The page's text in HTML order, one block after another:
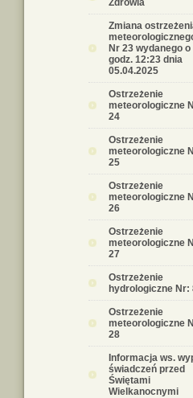
Zdrowia
Zmiana
Nr 23 wydanego o
godz. 12:23 dnia
05.04.2025
Ostrzeżenie
meteorologiczne
24
Ostrzeżenie
meteorologiczne
25
Ostrzeżenie
meteorologiczne
26
Ostrzeżenie
meteorologiczne
27
Ostrzeżenie
hydrologiczne Nr:
Ostrzeżenie
meteorologiczne
28
Informacja ws.
świadczeń przed
Świętami
Wielkanocnymi